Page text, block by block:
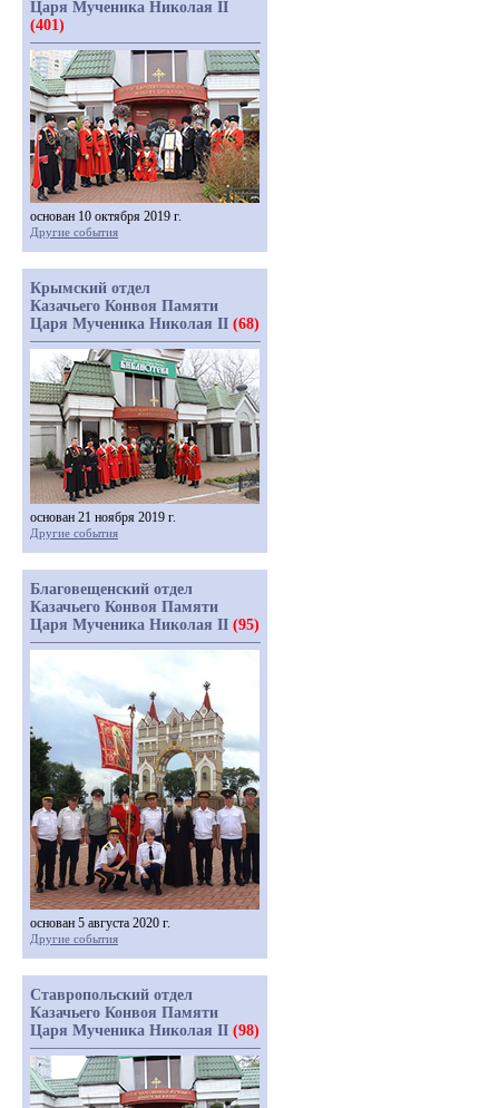
Царя Мученика Николая II
(401)
основан 10 октября 2019 г.
Другие события
Крымский отдел
Казачьего Конвоя Памяти
Царя Мученика Николая II (68)
основан 21 ноября 2019 г.
Другие события
Благовещенский отдел
Казачьего Конвоя Памяти
Царя Мученика Николая II (95)
основан 5 августа 2020 г.
Другие события
Ставропольский отдел
Казачьего Конвоя Памяти
Царя Мученика Николая II (98)